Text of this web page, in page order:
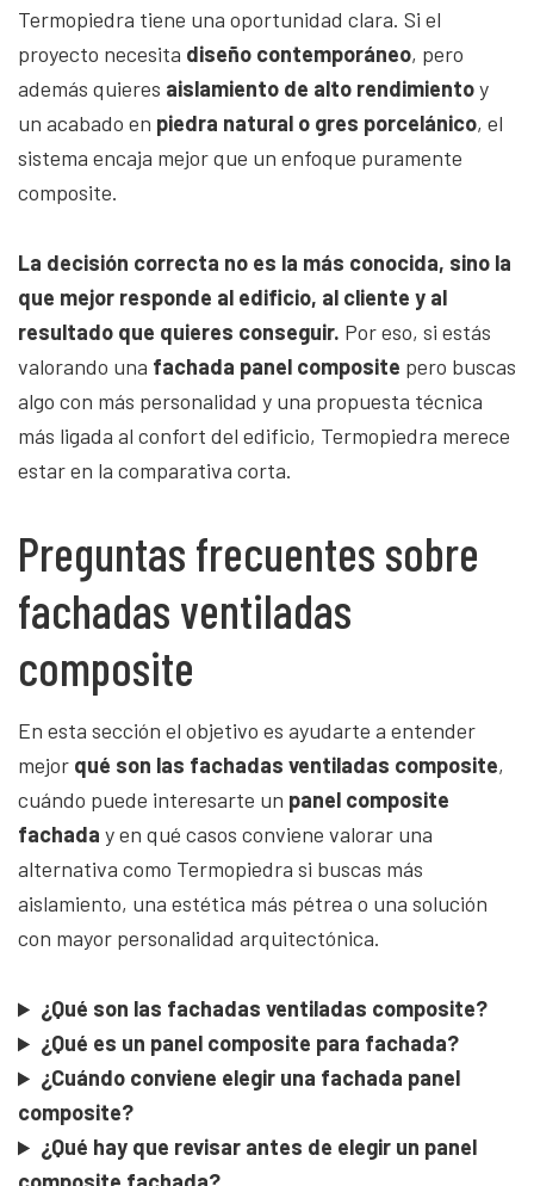
Termopiedra tiene una oportunidad clara. Si el
proyecto necesita diseño contemporáneo, pero
además quieres aislamiento de alto rendimientoy
un acabado en piedra natural o gres porcelánico, el
sistema encaja mejor que un enfoque puramente
composite.
La decisión correcta no es la más conocida, sino la
que mejor responde al edificio, al cliente y al
resultado que quieres conseguir. Por eso, si estás
valorando una fachada panel composite pero buscas
algo con más personalidad y una propuesta técnica
más ligada al confort del edificio, Termopiedra merece
estar en la comparativa corta.
Preguntas frecuentes sobre
fachadas ventiladas
composite
En esta sección el objetivo es ayudarte a entender
mejor qué son las fachadas ventiladas composite,
cuándo puede interesarte un panel composite
fachada y en qué casos conviene valorar una
alternativa como Termopiedra si buscas más
aislamiento, una estética más pétrea o una solución
con mayor personalidad arquitectónica.
¿Qué son las fachadas ventiladas composite?
¿Qué es un panel composite para fachada?
¿Cuándo conviene elegir una fachada panel
composite?
¿Qué hay que revisar antes de elegir un panel